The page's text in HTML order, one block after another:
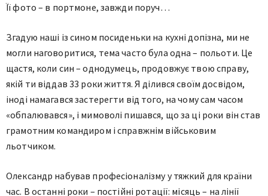
Її фото – в портмоне, завжди поруч…
Згадую наші із сином посиденьки на кухні допізна, ми не
могли наговоритися, тема часто була одна – польоти. Це
щастя, коли син – однодумець, продовжує твою справу,
якій ти віддав 33 роки життя. Я ділився своїм досвідом,
іноді намагався застерегти від того, на чому сам часом
«обпалювався», і мимоволі пишався, що за ці роки він став
грамотним командиром і справжнім військовим
льотчиком.
Олександр набував професіоналізму у тяжкий для країни
час. В останні роки – постійні ротації: місяць – на лінії